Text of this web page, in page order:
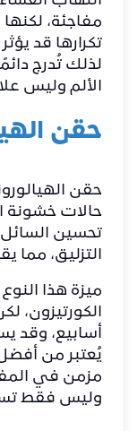
مفاجئة،
تكرارها قد
لذلك تُدرج
الألم وليس
حقن
حقن
حالات خشونة
تحسين السائل
التزليق، مما
ميزة هذا
يُعتبر من
مزمن في
وليس فقط